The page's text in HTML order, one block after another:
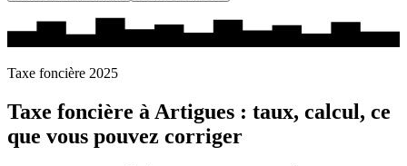
Taxe foncière 2025
Taxe foncière àArtigues : taux, calcul, ce
que vous pouvez corriger